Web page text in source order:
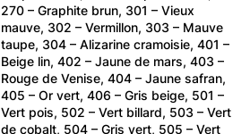
270 – Graphite brun, 301 – Vieux
mauve, 302 – Vermillon, 303 – Mauve
taupe, 304 – Alizarine cramoisie, 401 –
Beige lin, 402 – Jaune de mars, 403 –
Rouge de Venise, 404 – Jaune safran,
405 – Or vert, 406 – Gris beige, 501 –
Vert pois, 502 – Vert billard, 503 – Vert
de cobalt, 504 – Gris vert, 505 – Vert